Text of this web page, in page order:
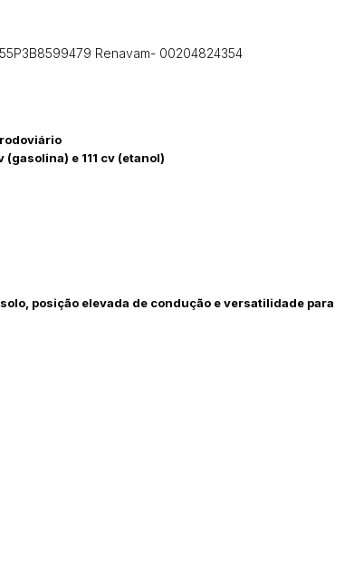
Renavam- 00204824354
e 111 cv (etanol)
posição elevada de condução e versatilidade para